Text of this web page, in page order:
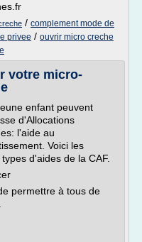
/ complement mode de
privee / ouvrir micro creche
votre micro-
enfant peuvent
d'Allocations
l'aide au
Voici les
d'aides de la CAF.
permettre à tous de